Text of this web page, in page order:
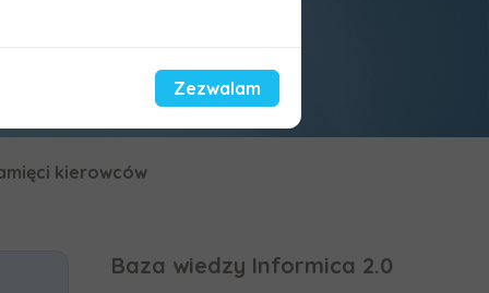
kierowców
Baza wiedzy Informica 2.0
Zezwalam